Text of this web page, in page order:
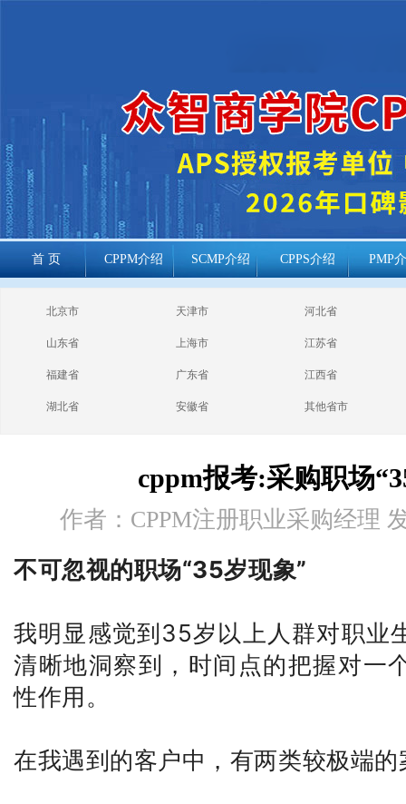
首 页 CPPM介绍 SCMP介绍 CPPS介绍 PMP
cppm报考常见
问题
北京市 天津市 河北省
山东省 上海市 江苏省
福建省 广东省 江西省
湖北省 安徽省 其他省市
cppm报考:采购职场
作者：CPPM注册职业采购经理
不可忽视的职场“35岁现象”
我明显感觉到35岁以上人群对职业
清晰地洞察到，时间点的把握对一
性作用。
在我遇到的客户中，有两类较极端的